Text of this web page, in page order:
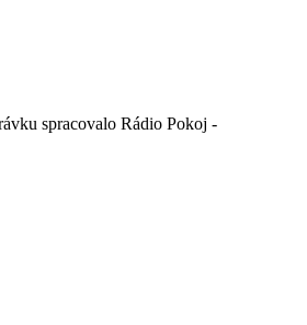
spracovalo Rádio Pokoj -